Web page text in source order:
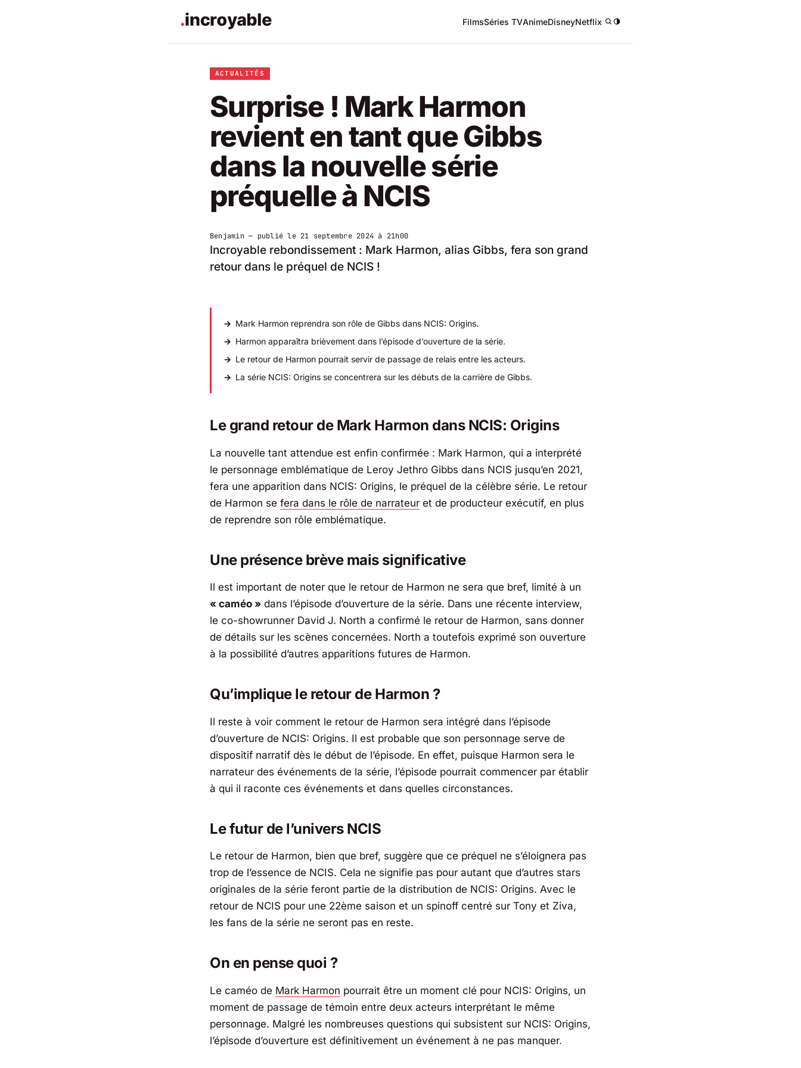
FilmsSéries TVAnimeDisneyNetflix/
ACTUALITÉS
Surprise ! Mark Harmon
revient en tant que Gibbs
dans la nouvelle série
préquelle à NCIS
Benjamin— publié le 21 septembre 2024 à 21h00
Incroyable rebondissement : Mark Harmon, alias Gibbs, fera son grand
retour dans le préquel de NCIS !
Mark Harmon reprendra son rôle de Gibbs dans NCIS: Origins.
Harmon apparaîtra brièvement dans l’épisode d’ouverture de la série.
Le retour de Harmon pourrait servir de passage de relais entre les acteurs.
La série NCIS: Origins se concentrera sur les débuts de la carrière de Gibbs.
Le grand retour de Mark Harmon dans NCIS: Origins
La nouvelle tant attendue est enfin confirmée : Mark Harmon, qui a interprété
le personnage emblématique de Leroy Jethro Gibbs dans NCIS jusqu’en 2021,
fera une apparition dans NCIS: Origins, le préquel de la célèbre série. Le retour
de Harmon se fera dans le rôle de narrateur et de producteur exécutif, en plus
de reprendre son rôle emblématique.
Une présence brève mais significative
Il est important de noter que le retour de Harmon ne sera que bref, limité à un
« caméo » dans l’épisode d’ouverture de la série. Dans une récente interview,
le co-showrunner David J. North a confirmé le retour de Harmon, sans donner
de détails sur les scènes concernées. North a toutefois exprimé son ouverture
à la possibilité d’autres apparitions futures de Harmon.
Qu’implique le retour de Harmon ?
Il reste à voir comment le retour de Harmon sera intégré dans l’épisode
d’ouverture de NCIS: Origins. Il est probable que son personnage serve de
dispositif narratif dès le début de l’épisode. En effet, puisque Harmon sera le
narrateur des événements de la série, l’épisode pourrait commencer par établir
à qui il raconte ces événements et dans quelles circonstances.
Le futur de l’univers NCIS
Le retour de Harmon, bien que bref, suggère que ce préquel ne s’éloignera pas
trop de l’essence de NCIS. Cela ne signifie pas pour autant que d’autres stars
originales de la série feront partie de la distribution de NCIS: Origins. Avec le
retour de NCIS pour une 22ème saison et un spinoff centré sur Tony et Ziva,
les fans de la série ne seront pas en reste.
On en pense quoi ?
Le caméo de Mark Harmon pourrait être un moment clé pour NCIS: Origins, un
moment de passage de témoin entre deux acteurs interprétant le même
personnage. Malgré les nombreuses questions qui subsistent sur NCIS: Origins,
l’épisode d’ouverture est définitivement un événement à ne pas manquer.